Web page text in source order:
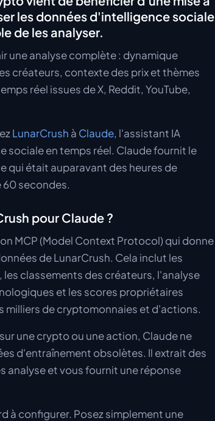
les données d'intelligence sociale
de les analyser.
une analyse complète : dynamique
créateurs, contexte des prix et thèmes
réel issues de X, Reddit, YouTube,
LunarCrush à Claude, l'assistant IA
sociale en temps réel. Claude fournit le
qui était auparavant des heures de
60 secondes.
pour Claude ?
MCP (Model Context Protocol) qui donne
de LunarCrush. Cela inclut les
classements des créateurs, l'analyse
et les scores propriétaires
milliers de cryptomonnaies et d'actions.
une crypto ou une action, Claude ne
d'entraînement obsolètes. Il extrait des
analyse et vous fournit une réponse
à configurer. Posez simplement une